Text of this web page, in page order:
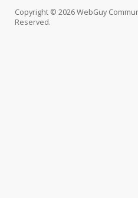
Copyright © 2026 WebGuy
Reserved.